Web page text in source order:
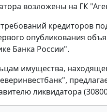
возложены на ГК
кредиторов
опубликования
Банка России".
имущества,
ликвидатора